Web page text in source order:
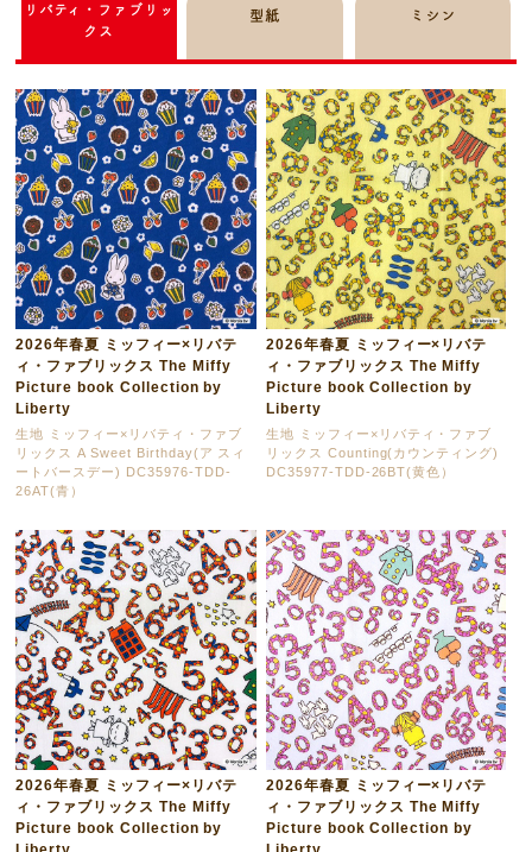
リバティ・ファブリッ
クス
型紙 ミシン
2026年春夏 ミッフィー×リバテ
ィ・ファブリックス The Miffy
Picture book Collection by
Liberty
生地 ミッフィー×リバティ・ファブ
リックス A Sweet Birthday(ア スィ
ートバースデー) DC35976-TDD-
26AT(青）
2026年春夏 ミッフィー×リバテ
ィ・ファブリックス The Miffy
Picture book Collection by
Liberty
生地 ミッフィー×リバティ・ファブ
リックス Counting(カウンティング)
DC35977-TDD-26BT(黄色）
2026年春夏 ミッフィー×リバテ
ィ・ファブリックス The Miffy
Picture book Collection by
2026年春夏 ミッフィー×リバテ
ィ・ファブリックス The Miffy
Picture book Collection by